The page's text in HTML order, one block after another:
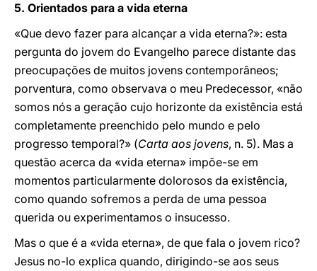
5. Orientados para a vida eterna
«Que devo fazer para alcançar a vida eterna?»: esta
pergunta do jovem do Evangelho parece distante das
preocupações de muitos jovens contemporâneos;
porventura, como observava o meu Predecessor, «não
somos nós a geração cujo horizonte da existência está
completamente preenchido pelo mundo e pelo
progresso temporal?» (Carta aos jovens, n. 5). Mas a
questão acerca da «vida eterna» impõe-se em
momentos particularmente dolorosos da existência,
como quando sofremos a perda de uma pessoa
querida ou experimentamos o insucesso.
Mas o que é a «vida eterna», de que fala o jovem rico?
Jesus no-lo explica quando, dirigindo-se aos seus